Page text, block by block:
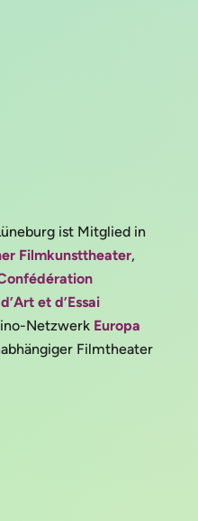
ist Mitglied in
Filmkunsttheater,
et d’Essai
Netzwerk Europa
Filmtheater